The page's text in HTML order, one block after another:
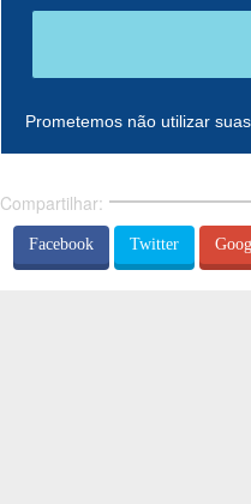
Prometemos não utilizar
Compartilhar:
Facebook Twitter